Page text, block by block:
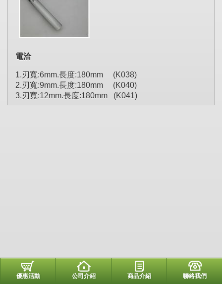
電洽
1.刃寬:6mm.長度:180mm (K038)
2.刃寬:9mm.長度:180mm (K040)
3.刃寬:12mm.長度:180mm (K041)
優惠活動 公司介紹 商品介紹 聯絡我們